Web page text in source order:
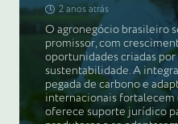
2 anos atrás
O agronegócio brasileiro
promissor, com
oportunidades criadas
sustentabilidade. A
pegada de carbono e
internacionais
oferece suporte jurídico